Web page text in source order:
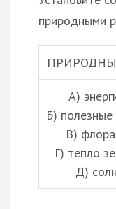
природными
А)
Б)
В)
Г) тепло
Д)